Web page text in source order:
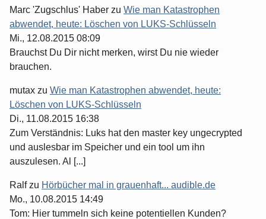
Marc 'Zugschlus' Haber zu Wie man Katastrophen
abwendet, heute: Löschen von LUKS-Schlüsseln
Mi., 12.08.2015 08:09
Brauchst Du Dir nicht merken, wirst Du nie wieder
brauchen.
mutax zu Wie man Katastrophen abwendet, heute:
Löschen von LUKS-Schlüsseln
Di., 11.08.2015 16:38
Zum Verständnis: Luks hat den master key ungecrypted
und auslesbar im Speicher und ein tool um ihn
auszulesen. Al [...]
Ralfzu Hörbücher mal in grauenhaft... audible.de
Mo., 10.08.2015 14:49
Tom: Hier tummeln sich keine potentiellen Kunden?